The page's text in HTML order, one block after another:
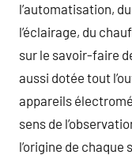
l’automatisation,
l’éclairage, du
sur le savoir-faire
aussi dotée tout
appareils
sens de
l’origine de chaque